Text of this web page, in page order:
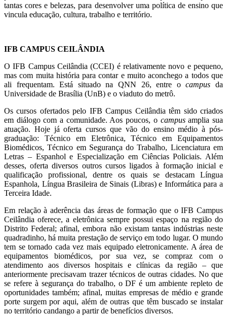
tantas cores e belezas, para desenvolver uma política de ensino que
vincula educação, cultura, trabalho e território.
IFB CAMPUS CEILÂNDIA
O IFB Campus Ceilândia(CCEI) é relativamente novo e pequeno,
mas com muita história para contar e muito aconchego a todos que
ali frequentam. Está situado na QNN 26, entre ocampus da
Universidade de Brasília (UnB) e o viaduto do metrô.
Os cursos ofertados pelo IFB Campus Ceilândia têm sido criados
em diálogo com a comunidade. Aos poucos, o campusamplia sua
atuação. Hoje já oferta cursos que vão do ensino médio à pós-
graduação: Técnico em Eletrônica, Técnico em Equipamentos
Biomédicos, Técnico em Segurança do Trabalho, Licenciatura em
Letras – Espanhol e Especialização em Ciências Policiais. Além
desses, oferta diversos outros cursos ligados à formação inicial e
qualificação profissional, dentre os quais se destacam Língua
Espanhola, Língua Brasileira de Sinais (Libras) e Informática para a
Terceira Idade.
Em relação à aderência das áreas de formação que o IFB Campus
Ceilândia oferece, a eletrônica sempre possui espaço na região do
Distrito Federal; afinal, embora não existam tantas indústrias neste
quadradinho, há muita prestação de serviço em todo lugar. O mundo
tem se tornado cada vez mais equipado eletronicamente. A área de
equipamentos biomédicos, por sua vez, se compraz com o
atendimento aos diversos hospitais e clínicas da região – que
anteriormente precisavam trazer técnicos de outras cidades. No que
se refere à segurança do trabalho, o DF é um ambiente repleto de
oportunidades também; afinal, muitas empresas de médio e grande
porte surgem por aqui, além de outras que têm buscado se instalar
no território candango a partir de benefícios diversos.